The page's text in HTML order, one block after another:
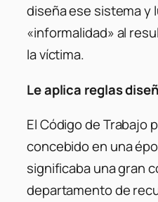
diseña ese sistema y
«informalidad» al
la víctima.
Le aplica reglas
El Código de Trabajo
concebido en una
significaba una gran
departamento de